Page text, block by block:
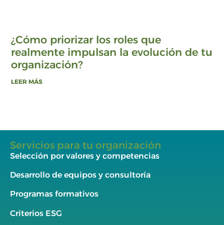
¿Cómo priorizar los roles que
realmente impulsan la evolución de tu
organización?
LEER MÁS
Servicios para tu organización
Selección por valores y competencias
Desarrollo de equipos y consultoría
Programas formativos
Criterios ESG